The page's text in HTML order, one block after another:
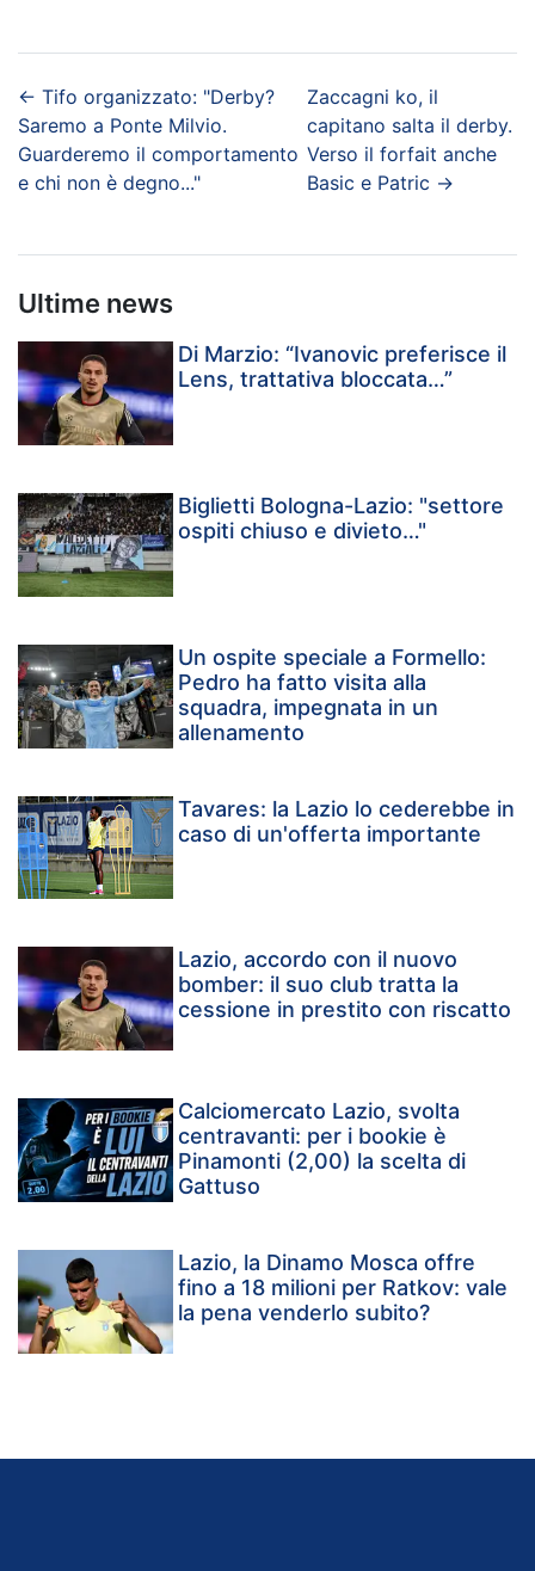
← Tifo organizzato: "Derby?
Saremo a Ponte Milvio.
Guarderemo il comportamento
e chi non è degno..."
Zaccagni ko, il
capitano salta il derby.
Verso il forfait anche
Basic e Patric →
Ultime news
Di Marzio: “Ivanovic preferisce il
Lens, trattativa bloccata…”
Biglietti Bologna-Lazio: "settore
ospiti chiuso e divieto…"
Un ospite speciale a Formello:
Pedro ha fatto visita alla
squadra, impegnata in un
allenamento
Tavares: la Lazio lo cederebbe in
caso di un'offerta importante
Lazio, accordo con il nuovo
bomber: il suo club tratta la
cessione in prestito con riscatto
Calciomercato Lazio, svolta
centravanti: per i bookie è
Pinamonti (2,00) la scelta di
Gattuso
Lazio, la Dinamo Mosca offre
fino a 18 milioni per Ratkov: vale
la pena venderlo subito?